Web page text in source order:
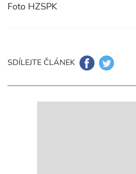
Foto HZSPK
SDÍLEJTE ČLÁNEK